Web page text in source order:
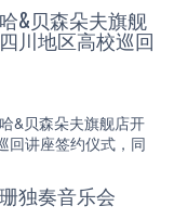
&贝森朵夫旗舰
川地区高校巡回
&贝森朵夫旗舰店开
回讲座签约仪式，同
独奏音乐会